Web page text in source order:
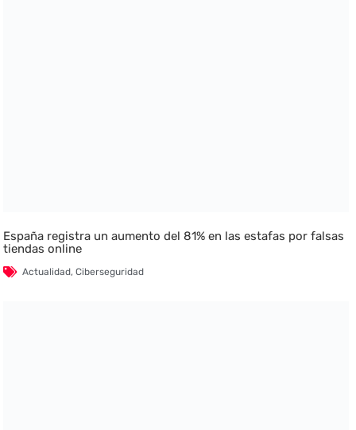
España registra un aumento del 81% en las estafas por falsas
tiendas online
Actualidad,Ciberseguridad